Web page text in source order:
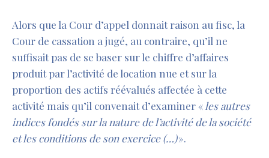
Alors que la Cour d’appel donnait raison au fisc, la
Cour de cassation a jugé, au contraire, qu’il ne
suffisait pas de se baser sur le chiffre d’affaires
produit par l’activité de location nue et sur la
proportion des actifs réévalués affectée à cette
activité mais qu’il convenait d’examiner « les autres
indices fondés sur la nature de l’activité de la société
et les conditions de son exercice (…)».